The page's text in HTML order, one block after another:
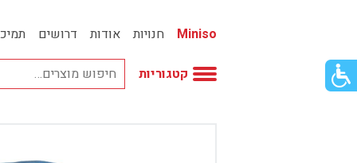
כפתור
לפתיחת
Miniso חנויות אודות דרושים
קטגוריות